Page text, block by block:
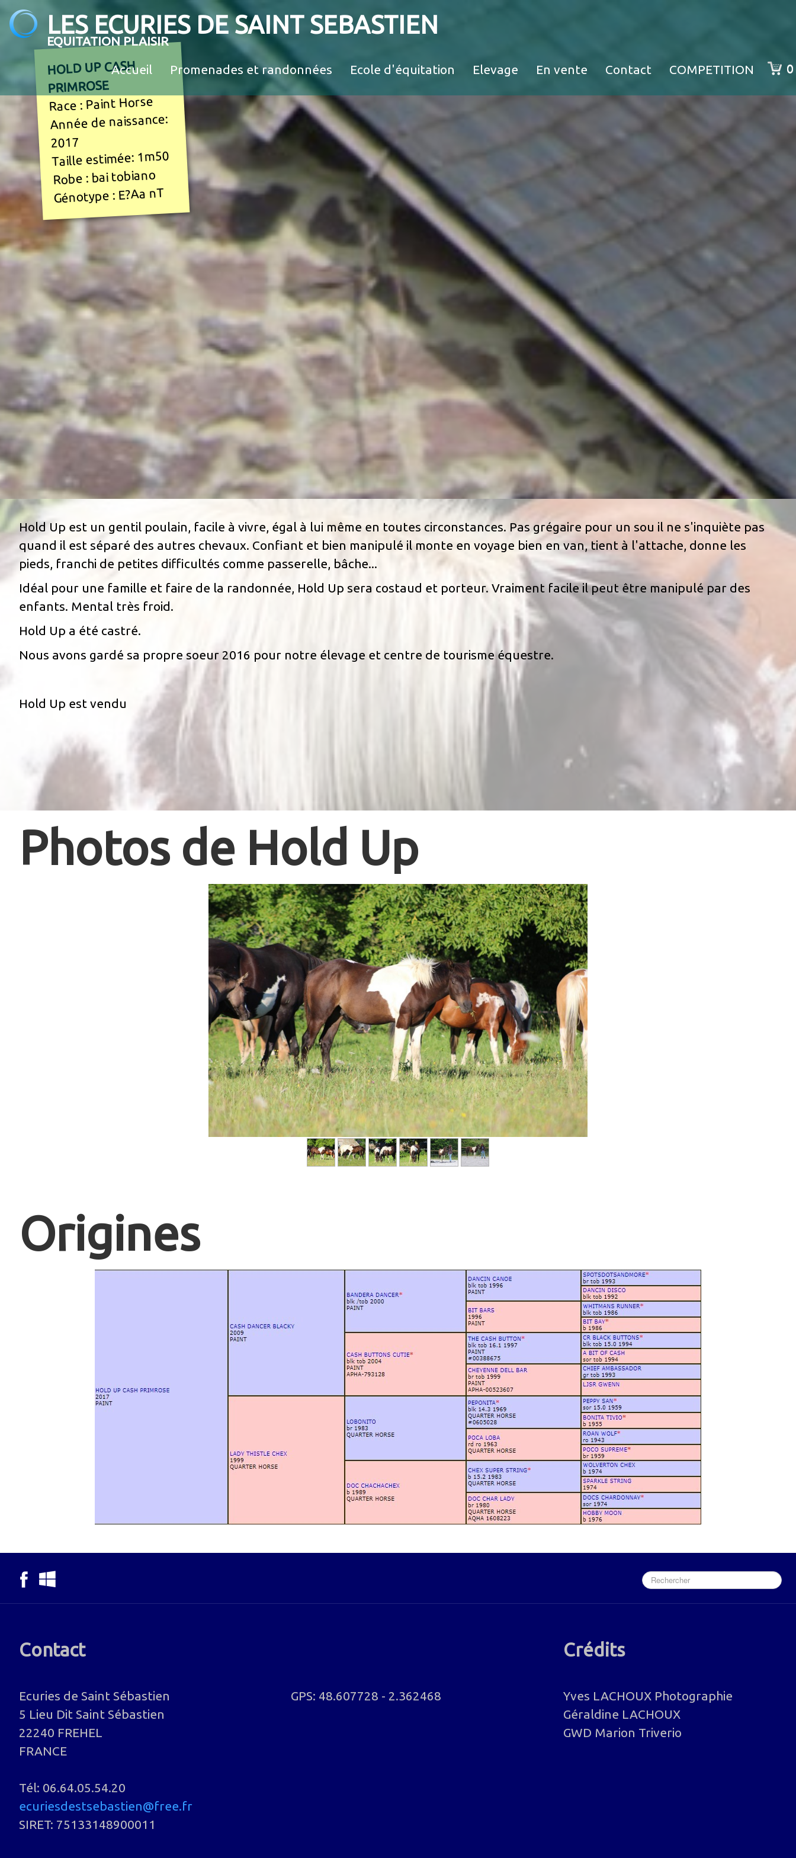
LES ECURIES DE SAINT SEBASTIEN
EQUITATION PLAISIR
Accueil
Promenades et randonnées Ecole d'équitation Elevage En vente Contact COMPETITION 0
HOLD UP CASH
PRIMROSE
Race : Paint Horse
Année de naissance:
2017
Taille estimée: 1m50
Robe : bai tobiano
Génotype : E?Aa nT
Hold Up est un gentil poulain, facile à vivre, égal à lui même en toutes circonstances. Pas grégaire pour un sou il ne s'inquiète pas
quand il est séparé des autres chevaux. Confiant et bien manipulé il monte en voyage bien en van, tient à l'attache, donne les
pieds, franchi de petites difficultés comme passerelle, bâche...
Idéal pour une famille et faire de la randonnée, Hold Up sera costaud et porteur. Vraiment facile il peut être manipulé par des
enfants. Mental très froid.
Hold Up a été castré.
Nous avons gardé sa propre soeur 2016 pour notre élevage et centre de tourisme équestre.
Hold Up est vendu
Photos de Hold Up
Origines
Contact
Ecuries de Saint Sébastien
5 Lieu Dit Saint Sébastien
22240 FREHEL
FRANCE
Tél: 06.64.05.54.20
ecuriesdestsebastien@free.fr
SIRET: 75133148900011
GPS: 48.607728 - 2.362468
Crédits
Yves LACHOUX Photographie
Géraldine LACHOUX
GWD Marion Triverio